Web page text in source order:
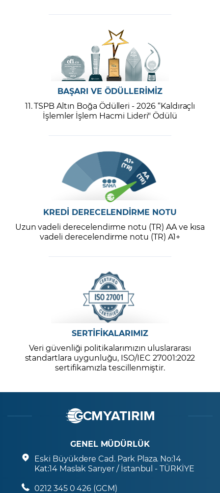
BAŞARI VE ÖDÜLLERİMİZ
11. TSPB Altın Boğa Ödülleri - 2026 “Kaldıraçlı
İşlemler İşlem Hacmi Lideri" Ödülü
KREDİ DERECELENDİRME NOTU
Uzun vadeli derecelendirme notu (TR) AA ve kısa
vadeli derecelendirme notu (TR) A1+
SERTİFİKALARIMIZ
Veri güvenliği politikalarımızın uluslararası
standartlara uygunluğu, ISO/IEC 27001:2022
sertifikamızla tescillenmiştir.
GENEL MÜDÜRLÜK
Eski Büyükdere Cad. Park Plaza. No:14
Kat:14 Maslak Sarıyer / İstanbul - TÜRKİYE
0212 345 0 426 (GCM)